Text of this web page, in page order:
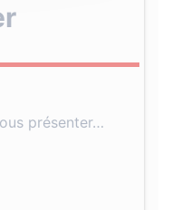
présenter…